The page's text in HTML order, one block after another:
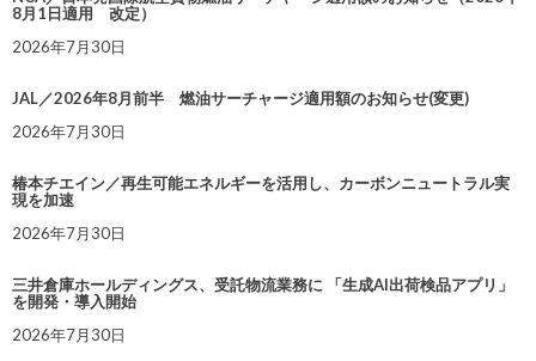
8月1日適用 改定）
2026年7月30日
JAL／2026年8月前半 燃油サーチャージ適用額のお知らせ(変更)
2026年7月30日
椿本チエイン／再生可能エネルギーを活用し、カーボンニュートラル実
現を加速
2026年7月30日
三井倉庫ホールディングス、受託物流業務に 「生成AI出荷検品アプリ」
を開発・導入開始
2026年7月30日